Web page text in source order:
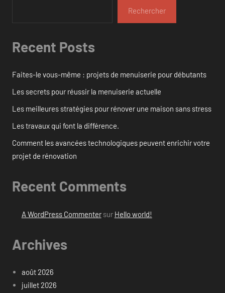
Rechercher
Recent Posts
Faites-le vous-même : projets de menuiserie pour débutants
Les secrets pour réussir la menuiserie actuelle
Les meilleures stratégies pour rénover une maison sans stress
Les travaux qui font la différence.
Comment les avancées technologiques peuvent enrichir votre
projet de rénovation
Recent Comments
A WordPress Commentersur Hello world!
Archives
août 2026
juillet 2026